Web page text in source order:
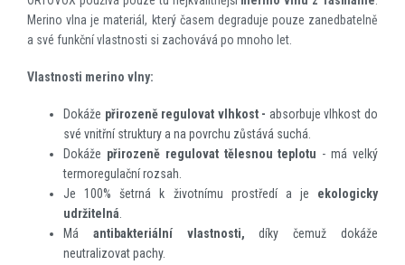
Merino vlna je materiál, který časem degraduje pouze zanedbatelně
a své funkční vlastnosti si zachovává po mnoho let.
Vlastnosti merino vlny:
Dokáže přirozeně regulovat vlhkost - absorbuje vlhkost do
své vnitřní struktury a na povrchu zůstává suchá.
Dokáže přirozeně regulovat tělesnou teplotu - má velký
termoregulační rozsah.
Je 100% šetrná k životnímu prostředí a je ekologicky
udržitelná
Má antibakteriální vlastnosti, díky čemuž dokáže
neutralizovat pachy.